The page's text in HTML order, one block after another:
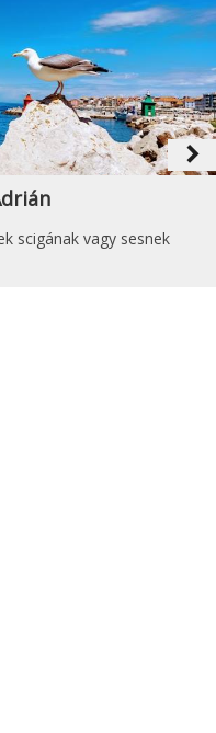
navigate_next
scigának vagy sesnek